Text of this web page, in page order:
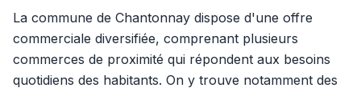
La commune de Chantonnay dispose d'une offre
commerciale diversifiée, comprenant plusieurs
commerces de proximité qui répondent aux besoins
quotidiens des habitants. On y trouve notamment des